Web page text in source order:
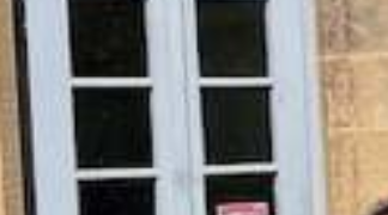
Anmeldung zum Ganztag
AGs im Ganztag
Mensa
Eltern/Briefe